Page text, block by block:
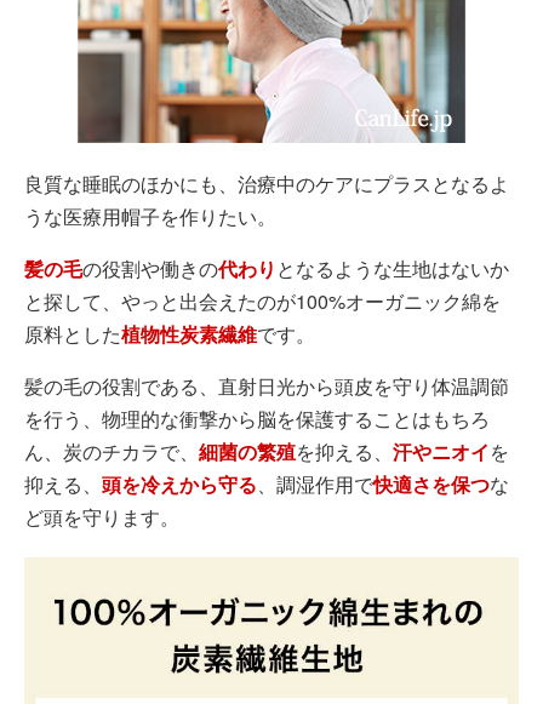
良質な睡眠のほかにも、治療中のケアにプラスとなるよ
うな医療用帽子を作りたい。
髪の毛の役割や働きの代わり となるような生地はないか
と探して、やっと出会えたのが100%オーガニック綿を
原料とした植物性炭素繊維です。
髪の毛の役割である、直射日光から頭皮を守り体温調節
を行う、物理的な衝撃から脳を保護することはもちろ
ん、炭のチカラで、 細菌の繁殖を抑える、 汗やニオイを
抑える、 頭を冷えから守る、調湿作用で快適さを保つな
ど頭を守ります。